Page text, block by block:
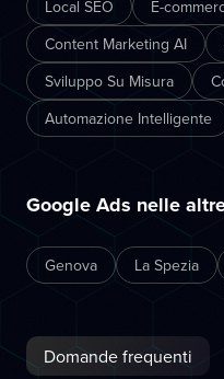
Local SEO E-
Content Marketing AI
Sviluppo Su Misura
Automazione Intelligente
Google Ads nelle
Genova La Spezia
Domande frequenti